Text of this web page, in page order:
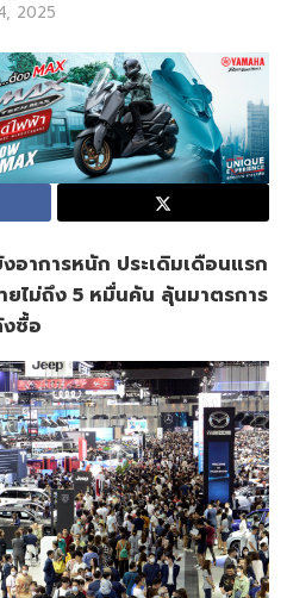
2025
อาการหนัก ประเดิมเดือนแรก
ยไม่ถึง 5 หมื่นคัน ลุ้นมาตรการ
ซื้อ